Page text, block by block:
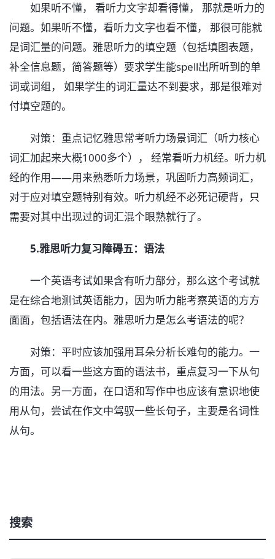
如果听不懂， 看听力文字却看得懂， 那就是听力的
问题。如果听不懂，看听力文字也看不懂， 那很可能就
是词汇量的问题。雅思听力的填空题（包括填图表题，
补全信息题，简答题等）要求学生能spell出所听到的单
词或词组， 如果学生的词汇量达不到要求，那是很难对
付填空题的。
对策：重点记忆雅思常考听力场景词汇（听力核心
词汇加起来大概1000多个）， 经常看听力机经。听力机
经的作用——用来熟悉听力场景，巩固听力高频词汇，
对于应对填空题特别有效。听力机经不必死记硬背，只
需要对其中出现过的词汇混个眼熟就行了。
5.雅思听力复习障碍五：语法
一个英语考试如果含有听力部分，那么这个考试就
是在综合地测试英语能力，因为听力能考察英语的方方
面面，包括语法在内。雅思听力是怎么考语法的呢？
对策：平时应该加强用耳朵分析长难句的能力。一
方面，可以看一些这方面的语法书，重点复习一下从句
的用法。另一方面，在口语和写作中也应该有意识地使
用从句，尝试在作文中驾驭一些长句子，主要是名词性
从句。
搜索